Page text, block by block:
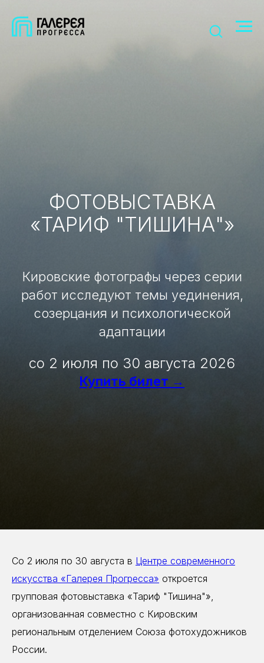
ФОТОВЫСТАВКА
«ТАРИФ "ТИШИНА"»
Кировские фотографы через серии
работ исследуют темы уединения,
созерцания и психологической
адаптации
со 2 июля по 30 августа 2026
Купить билет →
Со 2 июля по 30 августа в Центре современного
искусства «Галерея Прогресса» откроется
групповая фотовыставка «Тариф "Тишина"»,
организованная совместно с Кировским
региональным отделением Союза фотохудожников
России.